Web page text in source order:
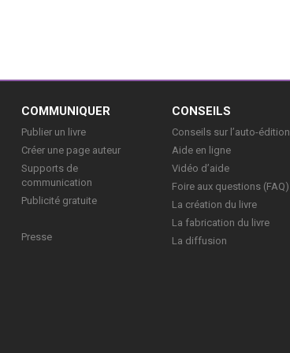
COMMUNIQUER
Publier un livre
Créer une page auteur
Supports de
communication
Publicité gratuite
Presse
CONSEILS
Conseils sur l’auto-édition
Aide en ligne
Vidéo d’aide
Foire aux questions (FAQ)
La création du livre
La fabrication du livre
La diffusion